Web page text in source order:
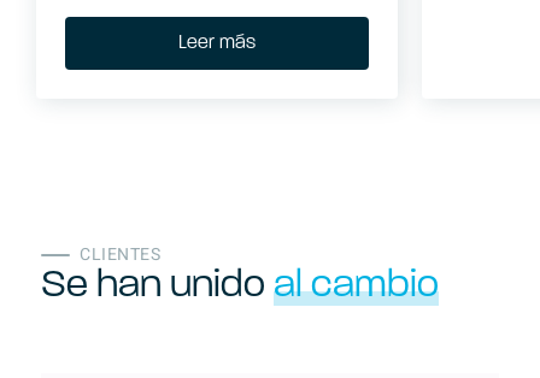
Leer más
CLIENTES
Se han unido al cambio